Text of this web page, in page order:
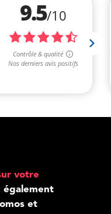
votre
également
et